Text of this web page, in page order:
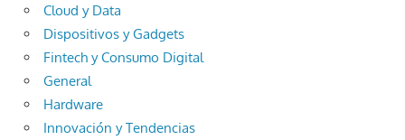
Cloud y Data
Dispositivos y Gadgets
Fintech y Consumo Digital
General
Hardware
Innovación y Tendencias